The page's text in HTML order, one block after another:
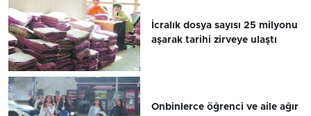
İcralık dosya sayısı 25 milyonu
aşarak tarihi zirveye ulaştı
Onbinlerce öğrenci ve aile ağır